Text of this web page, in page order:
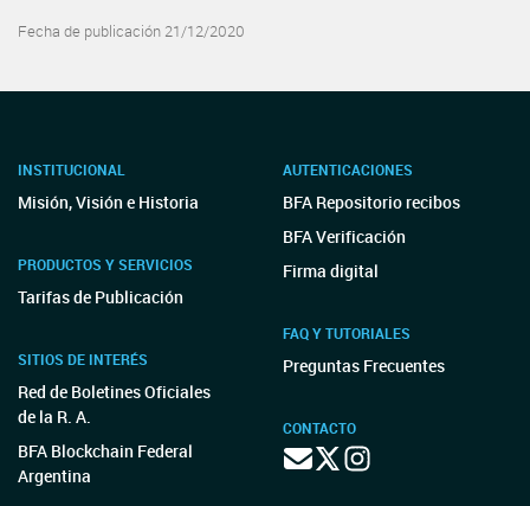
Fecha de publicación 21/12/2020
INSTITUCIONAL
Misión, Visión e Historia
PRODUCTOS Y SERVICIOS
Tarifas de Publicación
SITIOS DE INTERÉS
Red de Boletines Oficiales
de la R. A.
BFA Blockchain Federal
Argentina
AUTENTICACIONES
BFA Repositorio recibos
BFA Verificación
Firma digital
FAQ Y TUTORIALES
Preguntas Frecuentes
CONTACTO